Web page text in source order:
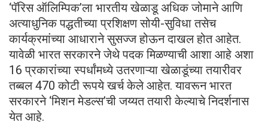
‌‘पॅरिस ऑलिम्पिक’ला भारतीय खेळाडू अधिक जोमाने आणि
अत्याधुनिक पद्धतीच्या प्रशिक्षण सोयी-सुविधा तसेच
कार्यक्रमांच्या आधाराने सुसज्ज होऊन दाखल होत आहेत.
यावेळी भारत सरकारने जेथे पदक मिळण्याची आशा आहे अशा
16 प्रकारांच्या स्पर्धांमध्ये उतरणाऱ्या खेळाडूंच्या तयारीवर
तब्बल 470 कोटी रूपये खर्च केले आहेत. यावरून भारत
सरकारने ‌‘मिशन मेडल्स’ची जय्यत तयारी केल्याचे निदर्शनास
येत आहे.